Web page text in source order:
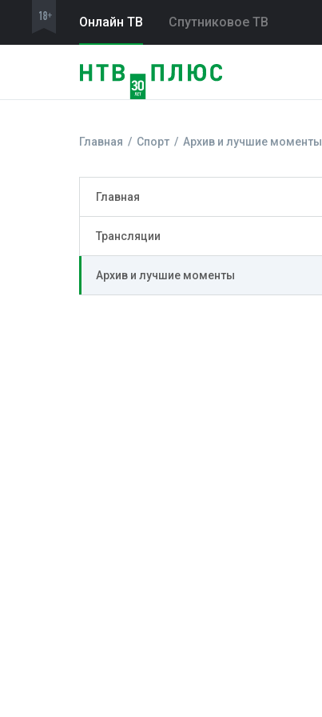
Онлайн ТВ Спутниковое ТВ
Главная Спорт Архив и лучшие моменты
Главная
Трансляции
Архив и лучшие моменты